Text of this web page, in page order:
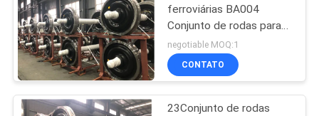
ferroviárias BA004
Conjunto de rodas para
vagões de engrenagem
Y25 Certificação da ETI
Conjunto de rodas
negotiable MOQ:1
CONTATO
23Conjunto de rodas